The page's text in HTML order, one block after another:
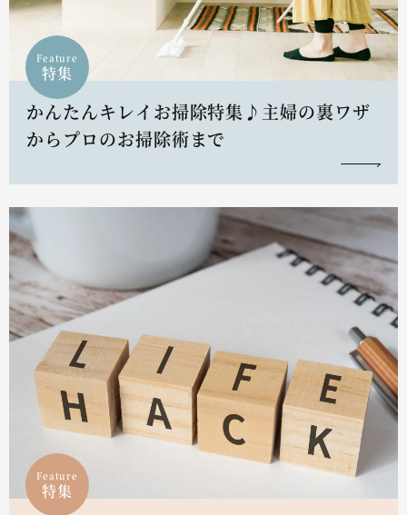
Feature
特集
かんたんキレイお掃除特集♪主婦の裏ワザ
からプロのお掃除術まで
Feature
特集